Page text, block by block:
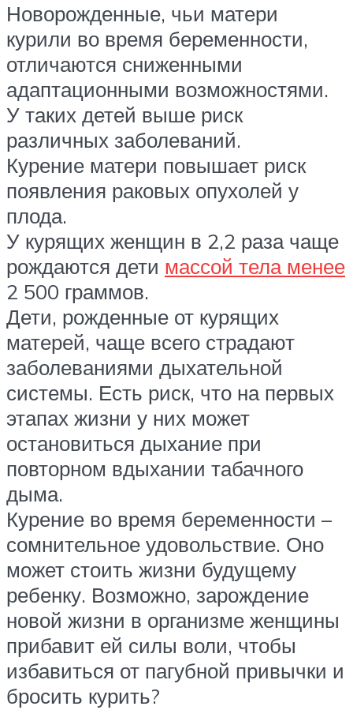
Новорожденные, чьи матери
курили во время беременности,
отличаются сниженными
адаптационными возможностями.
У таких детей выше риск
различных заболеваний.
Курение матери повышает риск
появления раковых опухолей у
плода.
У курящих женщин в 2,2 раза чаще
рождаются дети массой тела менее
2 500 граммов.
Дети, рожденные от курящих
матерей, чаще всего страдают
заболеваниями дыхательной
системы. Есть риск, что на первых
этапах жизни у них может
остановиться дыхание при
повторном вдыхании табачного
дыма.
Курение во время беременности –
сомнительное удовольствие. Оно
может стоить жизни будущему
ребенку. Возможно, зарождение
новой жизни в организме женщины
прибавит ей силы воли, чтобы
избавиться от пагубной привычки и
бросить курить?